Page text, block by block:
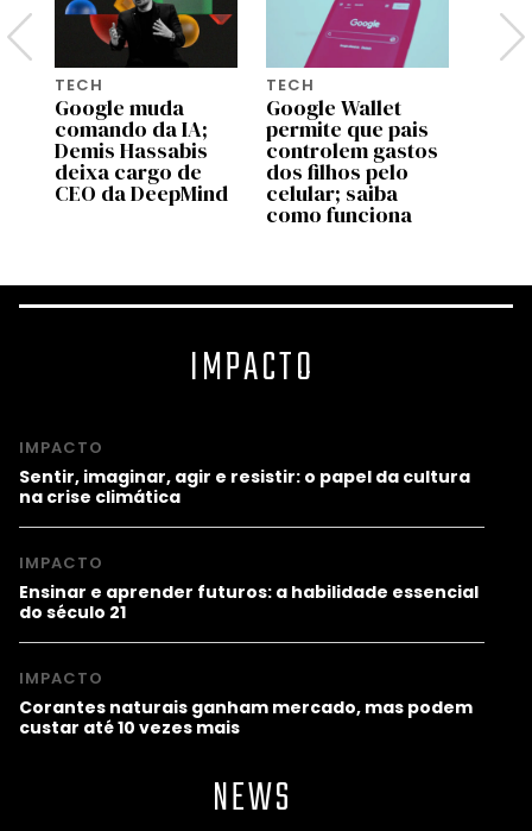
TECH
Google muda
comando da IA;
Demis Hassabis
deixa cargo de
CEO da DeepMind
TECH
Google Wallet
permite que pais
controlem gastos
dos filhos pelo
celular; saiba
como funciona
IMPACTO
IMPACTO
Sentir, imaginar, agir e resistir: o papel da cultura
na crise climática
IMPACTO
Ensinar e aprender futuros: a habilidade essencial
do século 21
IMPACTO
Corantes naturais ganham mercado, mas podem
custar até 10 vezes mais
NEWS